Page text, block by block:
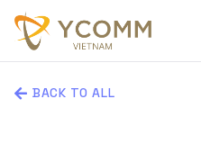
BACK TO ALL